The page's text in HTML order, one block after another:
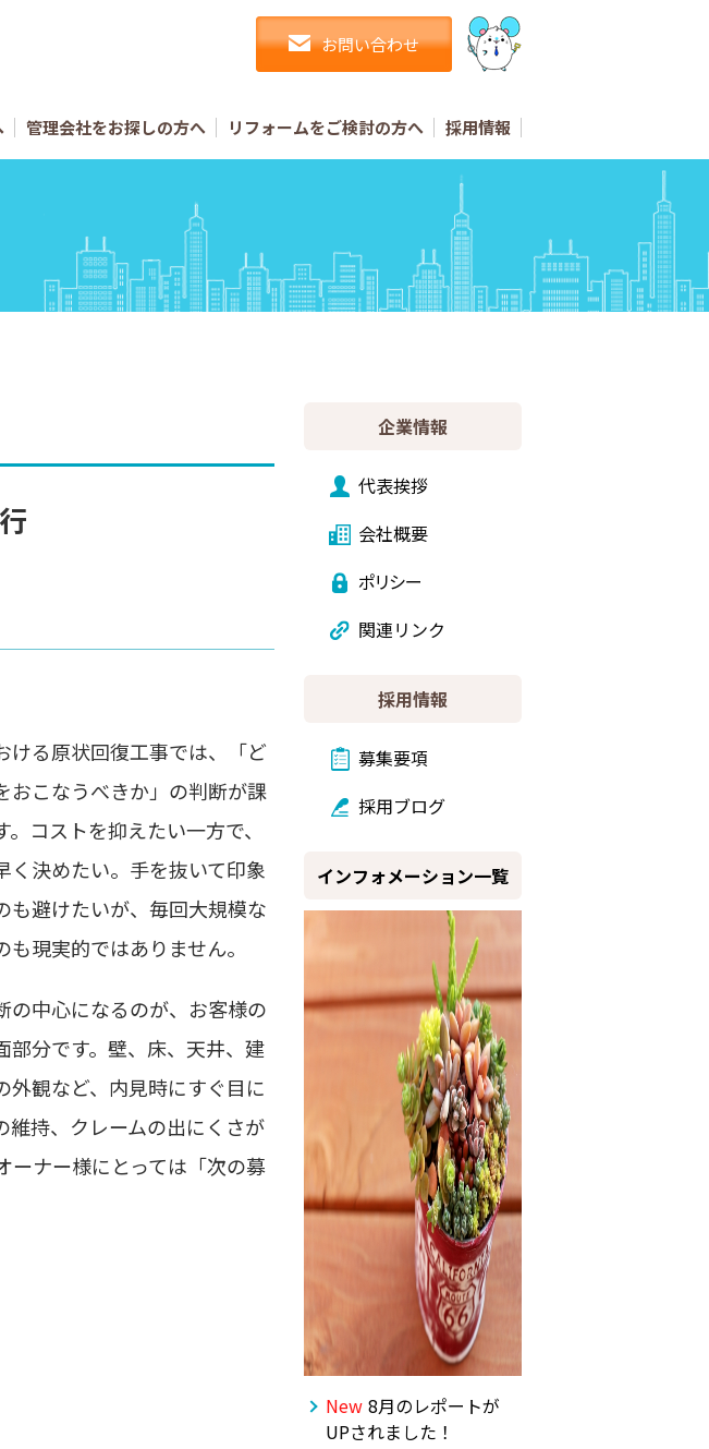
お問い合わせ
管理会社をお探しの方へ リフォームをご検討の方へ 採用情報
ける原状回復工事では、「ど
おこなうべきか」の判断が課
コストを抑えたい一方で、
く決めたい。手を抜いて印象
も避けたいが、毎回大規模な
も現実的ではありません。
の中心になるのが、お客様の
部分です。壁、床、天井、建
外観など、内見時にすぐ目に
維持、クレームの出にくさが
ーナー様にとっては「次の募
企業情報
代表挨拶
会社概要
ポリシー
関連リンク
採用情報
募集要項
採用ブログ
インフォメーション一覧
New 8月のレポートが
UPされました！